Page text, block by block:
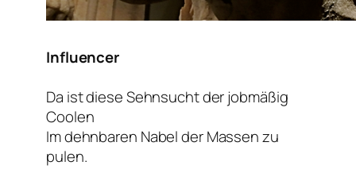
Influencer
Da ist diese Sehnsucht der jobmäßig
Coolen
Im dehnbaren Nabel der Massen zu
pulen.